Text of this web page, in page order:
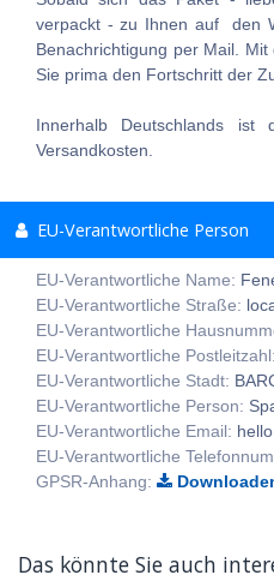
verpackt - zu Ihnen auf den
Benachrichtigung per Mail.
Sie prima den Fortschritt der
Innerhalb Deutschlands
Versandkosten.
EU-Verantwortliche Person
EU-Verantwortliche Name:
EU-Verantwortliche Straße:
EU-Verantwortliche
EU-Verantwortliche Postleitzahl:
EU-Verantwortliche Stadt:
EU-Verantwortliche Person:
EU-Verantwortliche Email:
EU-Verantwortliche
GPSR-Anhang:
Das könnte Sie auch